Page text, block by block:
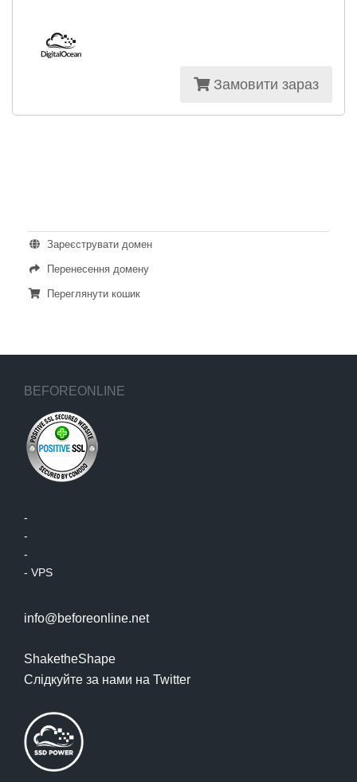
Замовити зараз
Зареєструвати домен
Перенесення домену
Переглянути кошик
BEFOREONLINE
-
-
-
- VPS
info@beforeonline.net
ShaketheShape
Слідкуйте за нами на Twitter